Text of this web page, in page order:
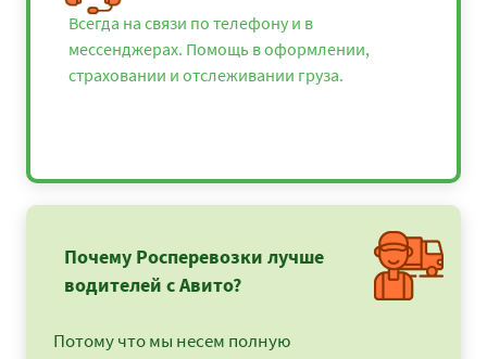
Всегда на связи по телефону и в
мессенджерах. Помощь в оформлении,
страховании и отслеживании груза.
Почему Росперевозки лучше
водителей с Авито?
Потому что мы несем полную